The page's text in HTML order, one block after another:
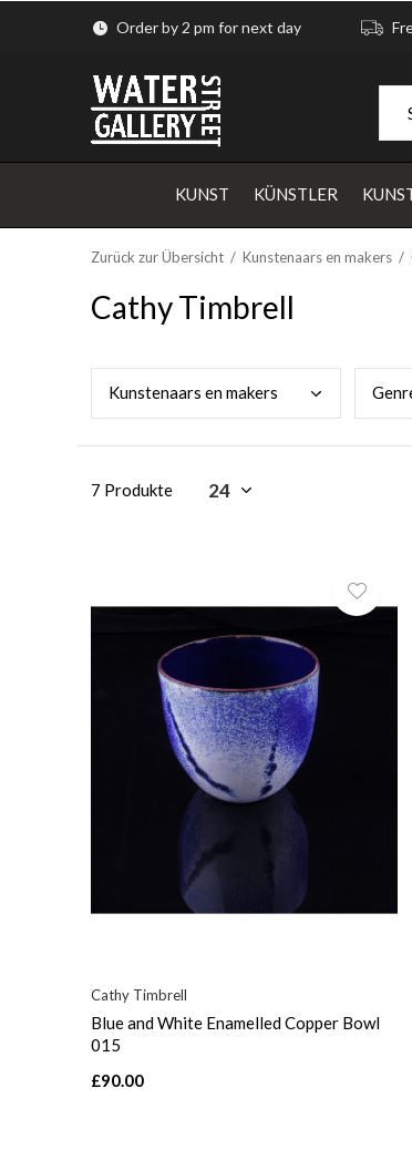
KUNST KÜNSTLER
Order by 2 pm for next day
Zurück zur Übersicht Kunstenaars en makers
Cathy Timbrell
Kunstenaars en makers Genr
7 Produkte
Cathy Timbrell
Blue and White Enamelled Copper Bowl
015
£90.00